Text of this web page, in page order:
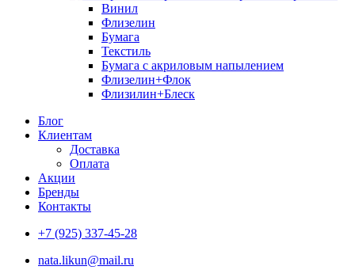
Винил
Флизелин
Бумага
Текстиль
Бумага с акриловым напылением
Флизелин+Флок
Флизилин+Блеск
Блог
Клиентам
Доставка
Оплата
Акции
Бренды
Контакты
+7 (925) 337-45-28
nata.likun@mail.ru